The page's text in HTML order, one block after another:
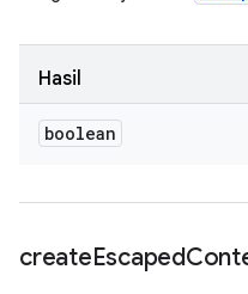
Hasil
boolean
createEscaped